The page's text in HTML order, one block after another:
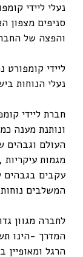
סניפים מצפון
והפצה של
ליידי
נעלי הנוחות
חברת ליידי
ונותנת מענה
העולם וגבהים
מגמות עיקריות
עקבים בגבהים
המשלבים
לחברה מגוון
המדרך -הינו
הרגל ומאופיין